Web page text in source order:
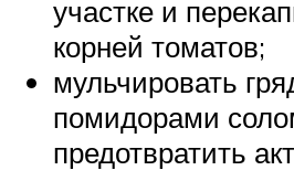
участке и
корней томатов;
мульчировать
помидорами
предотвратить